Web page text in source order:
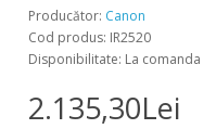
Producător: Canon
Cod produs: IR2520
Disponibilitate: La comanda
2.135,30Lei